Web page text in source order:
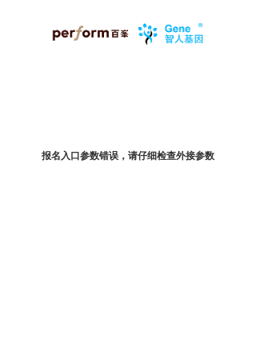
报名入口参数错误，请仔细检查外接参数